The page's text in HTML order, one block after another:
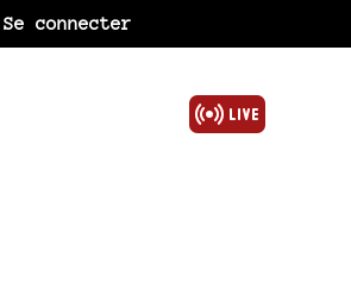
Se connecter